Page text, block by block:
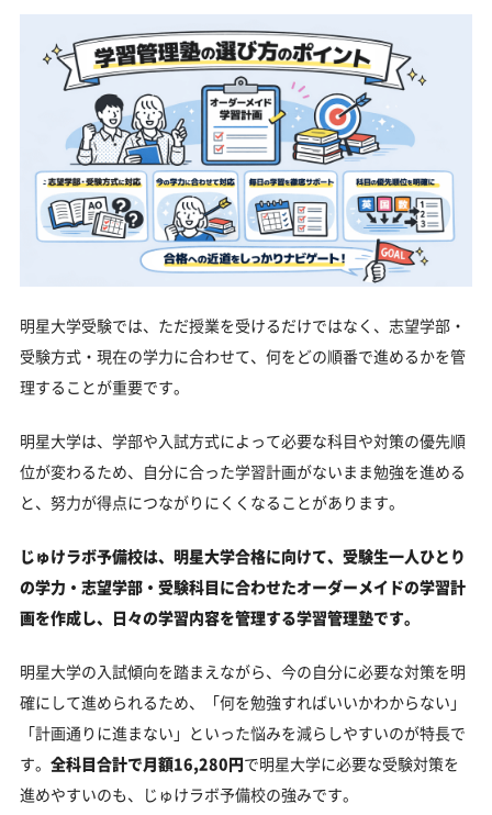
明星大学受験では、ただ授業を受けるだけではなく、志望学部・
受験方式・現在の学力に合わせて、何をどの順番で進めるかを管
理することが重要です。
明星大学は、学部や入試方式によって必要な科目や対策の優先順
位が変わるため、自分に合った学習計画がないまま勉強を進める
と、努力が得点につながりにくくなることがあります。
じゅけラボ予備校は、明星大学合格に向けて、受験生一人ひとり
の学力・志望学部・受験科目に合わせたオーダーメイドの学習計
画を作成し、日々の学習内容を管理する学習管理塾です。
明星大学の入試傾向を踏まえながら、今の自分に必要な対策を明
確にして進められるため、「何を勉強すればいいかわからない」
「計画通りに進まない」といった悩みを減らしやすいのが特長で
す。 全科目合計で月額16,280円で明星大学に必要な受験対策を
進めやすいのも、じゅけラボ予備校の強みです。